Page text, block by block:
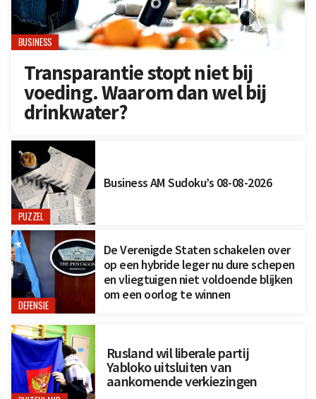
BUSINESS
Transparantie stopt niet bij
voeding. Waarom dan wel bij
drinkwater?
PUZZEL
Business AM Sudoku’s 08-08-2026
DEFENSIE
De Verenigde Staten schakelen over
op een hybride leger nu dure schepen
en vliegtuigen niet voldoende blijken
om een oorlog te winnen
Rusland wil liberale partij
Yabloko uitsluiten van
aankomende verkiezingen